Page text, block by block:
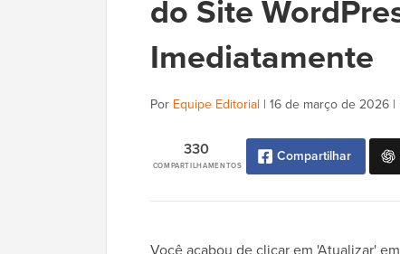
do Site
Imediatamente
Por Equipe Editorial | 16 de março de 2026 |
COMPARTILHAMENTOS
330 Compartilhar